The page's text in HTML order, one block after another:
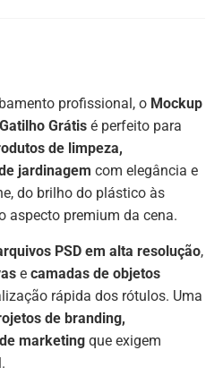
profissional, o Mockup
Grátis é perfeito para
de limpeza,
jardinagem com elegância e
do brilho do plástico às
aspecto premium da cena.
PSD em alta resolução,
e camadas de objetos
rápida dos rótulos. Uma
de branding,
marketing que exigem